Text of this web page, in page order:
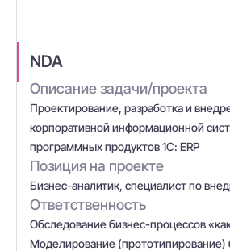
NDA
Описание задачи/проекта
Проектирование, разработка и
корпоративной информационной
программных продуктов 1С: ERP
Позиция на проекте
Бизнес-аналитик, специалист по
Ответственность
Обследование бизнес-процессов
Моделирование (прототипирование)